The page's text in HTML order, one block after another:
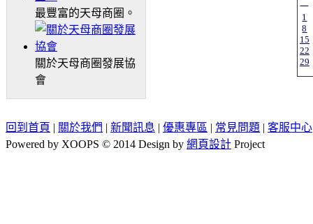
最豐富的天母商圈。
關於天母商圈發展協
會
一
1
8
15
22
29
回到首頁 | 關於我們 | 新聞訊息 | 優惠專區 | 常見問題 | 客服中心
Powered by XOOPS © 2014 Design by 網頁設計 Project